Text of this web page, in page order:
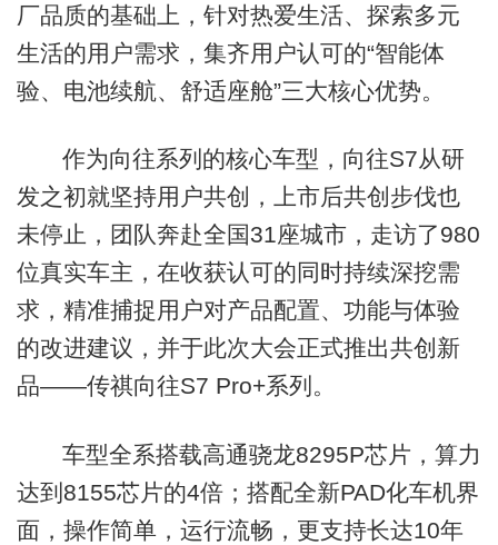
厂品质的基础上，针对热爱生活、探索多元
生活的用户需求，集齐用户认可的“智能体
验、电池续航、舒适座舱”三大核心优势。
作为向往系列的核心车型，向往S7从研
发之初就坚持用户共创，上市后共创步伐也
未停止，团队奔赴全国31座城市，走访了980
位真实车主，在收获认可的同时持续深挖需
求，精准捕捉用户对产品配置、功能与体验
的改进建议，并于此次大会正式推出共创新
品——传祺向往S7 Pro+系列。
车型全系搭载高通骁龙8295P芯片，算力
达到8155芯片的4倍；搭配全新PAD化车机界
面，操作简单，运行流畅，更支持长达10年